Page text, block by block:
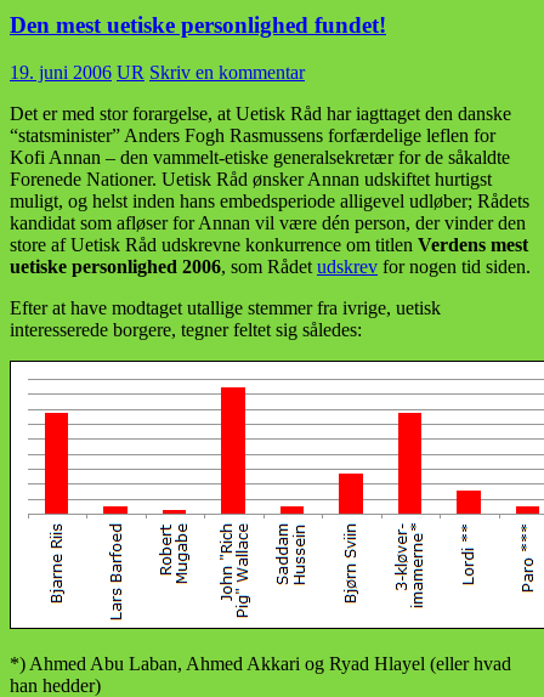
Den mest uetiske personlighed fundet!
19. juni 2006 UR Skriv en kommentar
Det er med stor forargelse, at Uetisk Råd har iagttaget den danske
“statsminister” Anders Fogh Rasmussens forfærdelige leflen for
Kofi Annan – den vammelt-etiske generalsekretær for de såkaldte
Forenede Nationer. Uetisk Råd ønsker Annan udskiftet hurtigst
muligt, og helst inden hans embedsperiode alligevel udløber; Rådets
kandidat som afløser for Annan vil være dén person, der vinder den
store af Uetisk Råd udskrevne konkurrence om titlen Verdens mest
uetiske personlighed 2006, som Rådet udskrev for nogen tid siden.
Efter at have modtaget utallige stemmer fra ivrige, uetisk
interesserede borgere, tegner feltet sig således:
*) Ahmed Abu Laban, Ahmed Akkari og Ryad Hlayel (eller hvad
han hedder)